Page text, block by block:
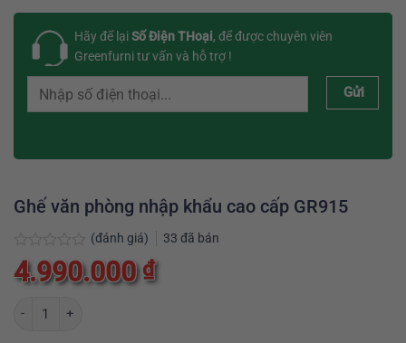
Hãy để lạiSố Điện THoại, để được chuyên viên
Greenfurni tư vấn và hỗ trợ !
Gửi
Ghế văn phòng nhập khẩu cao cấp GR915
Được
xếp
(đánh giá) 33 đã bán
4.990.000₫